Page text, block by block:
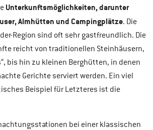
Unterkunftsmöglichkeiten, darunter
Almhütten und Campingplätze. Die
Region sind oft sehr gastfreundlich. Die
reicht von traditionellen Steinhäusern,
bis hin zu kleinen Berghütten, in denen
Gerichte serviert werden. Ein viel
Beispiel für Letzteres ist die
bei einer klassischen